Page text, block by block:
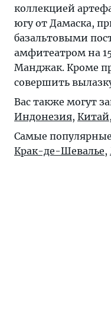
коллекцией
югу от Дамаска,
базальтовыми
амфитеатром на
Манджак. Кроме
совершить
Вас также могут
Индонезия, Китай,
Самые
Крак-де-Шевалье,